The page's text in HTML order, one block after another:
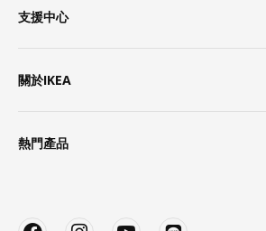
支援中心
關於IKEA
熱門產品